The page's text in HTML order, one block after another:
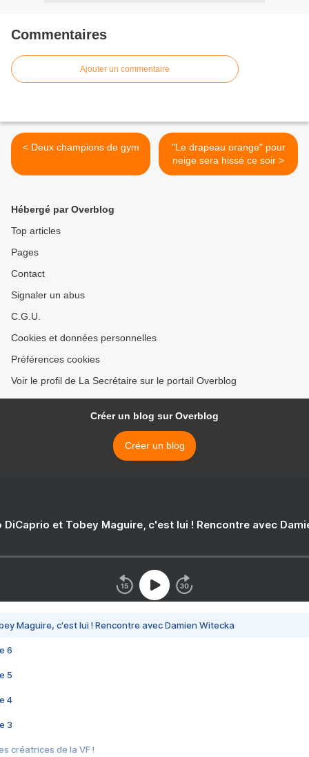
Commentaires
Ajouter un commentaire
< Deux champions de gym
"Le drapeau orange" pour
neige sera hissé ce soir >
Hébergé par Overblog
Top articles
Pages
Contact
Signaler un abus
C.G.U.
Cookies et données personnelles
Préférences cookies
Voir le profil de La Secrétaire sur le portail Overblog
Créer un blog sur Overblog
Créer un blog
DiCaprio et Tobey Maguire, c'est lui ! Rencontre avec
Maguire, c'est lui ! Rencontre avec Damien Witecka
6
5
4
3
créatrices de la VF !